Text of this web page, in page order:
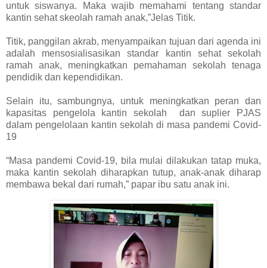
untuk siswanya. Maka wajib memahami tentang standar
kantin sehat skeolah ramah anak,”Jelas Titik.
Titik, panggilan akrab, menyampaikan tujuan dari agenda ini
adalah mensosialisasikan standar kantin sehat sekolah
ramah anak, meningkatkan pemahaman sekolah tenaga
pendidik dan kependidikan.
Selain itu, sambungnya, untuk meningkatkan peran dan
kapasitas pengelola kantin sekolah dan suplier PJAS
dalam pengelolaan kantin sekolah di masa pandemi Covid-
19
“Masa pandemi Covid-19, bila mulai dilakukan tatap muka,
maka kantin sekolah diharapkan tutup, anak-anak diharap
membawa bekal dari rumah,” papar ibu satu anak ini.